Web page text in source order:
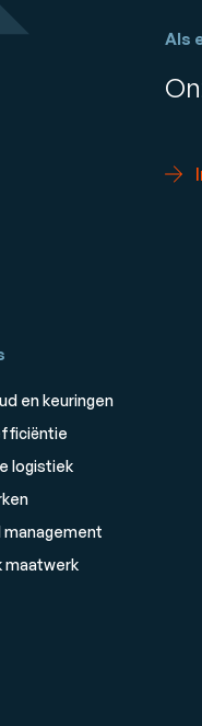
Als
en keuringen
logistiek
management
maatwerk